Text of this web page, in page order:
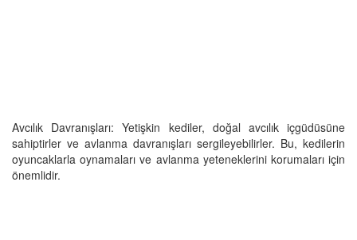
Avcılık Davranışları: Yetişkin kediler, doğal avcılık içgüdüsüne
sahiptirler ve avlanma davranışları sergileyebilirler. Bu, kedilerin
oyuncaklarla oynamaları ve avlanma yeteneklerini korumaları için
önemlidir.